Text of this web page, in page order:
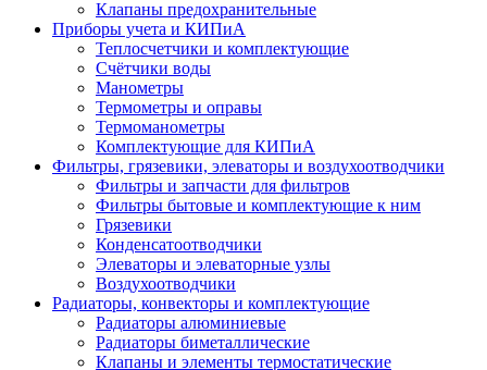
Клапаны предохранительные
Приборы учета и КИПиА
Теплосчетчики и комплектующие
Счётчики воды
Манометры
Термометры и оправы
Термоманометры
Комплектующие для КИПиА
Фильтры, грязевики, элеваторы и воздухоотводчики
Фильтры и запчасти для фильтров
Фильтры бытовые и комплектующие к ним
Грязевики
Конденсатоотводчики
Элеваторы и элеваторные узлы
Воздухоотводчики
Радиаторы, конвекторы и комплектующие
Радиаторы алюминиевые
Радиаторы биметаллические
Клапаны и элементы термостатические